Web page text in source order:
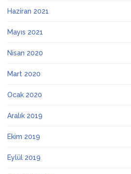
Haziran 2021
Mayıs 2021
Nisan 2020
Mart 2020
Ocak 2020
Aralık 2019
Ekim 2019
Eylül 2019